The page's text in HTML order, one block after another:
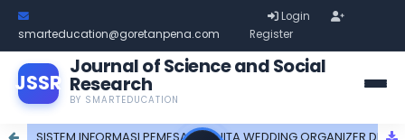
smarteducation@goretanpena.com
Login
Register
JSSR
Journal of Science and Social
Research
BY SMARTEDUCATION